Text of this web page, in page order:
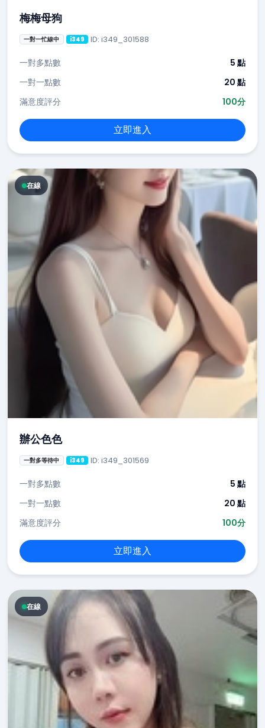
梅梅母狗
一對一忙線中 i349 ID: i349_301588
一對多點數
5 點
一對一點數
20 點
滿意度評分
100分
立即進入
在線
辦公色色
一對多等待中 i349 ID: i349_301569
一對多點數
5 點
一對一點數
20 點
滿意度評分
100分
立即進入
在線